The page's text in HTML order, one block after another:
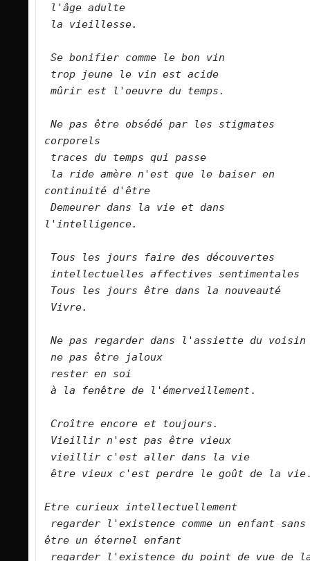
l'âge adulte
la vieillesse.
Se bonifier comme le bon vin
trop jeune le vin est acide
mûrir est l'oeuvre du temps.
Ne pas être obsédé par les stigmates
corporels
traces du temps qui passe
la ride amère n'est que le baiser en
continuité d'être
Demeurer dans la vie et dans
l'intelligence.
Tous les jours faire des découvertes
intellectuelles affectives sentimentales
Tous les jours être dans la nouveauté
Vivre.
Ne pas regarder dans l'assiette du voisin
ne pas être jaloux
rester en soi
à la fenêtre de l'émerveillement.
Croître encore et toujours.
Vieillir n'est pas être vieux
vieillir c'est aller dans la vie
être vieux c'est perdre le goût de la vie
Etre curieux intellectuellement
regarder l'existence comme un enfant sans
être un éternel enfant
regarder l'existence du point de vue de